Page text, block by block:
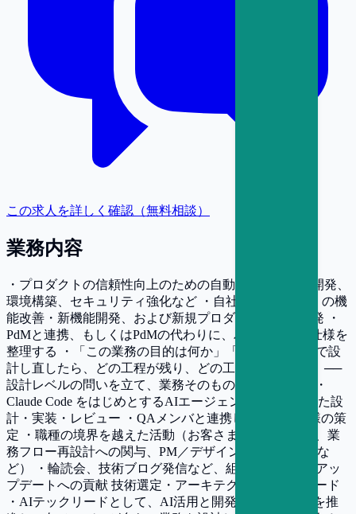
この求人を詳しく確認（無料相談）
業務内容
・プロダクトの信頼性向上のための自動化、効率化、開発、
環境構築、セキュリティ強化など ・自社SaaS「e-dash」の機
能改善・新機能開発、および新規プロダクトの企画開発 ・
PdMと連携、もしくはPdMの代わりに、バックログ・仕様を
整理する ・「この業務の目的は何か」「AIがある前提で設
計し直したら、どの工程が残り、どの工程が消えるか」──
設計レベルの問いを立て、業務そのものを再構築する ・
Claude Code をはじめとするAIエージェントを前提とした設
計・実装・レビュー ・QAメンバと連携したテスト仕様の策
定 ・職種の境界を越えた活動（お客さまとの直接対話、業
務フロー再設計への関与、PM／デザイン領域への越境な
ど） ・輪読会、技術ブログ発信など、組織的なAI活用アッ
プデートへの貢献 技術選定・アーキテクチャ設計のリード
・AIテックリードとして、AI活用と開発プロセス変革を推